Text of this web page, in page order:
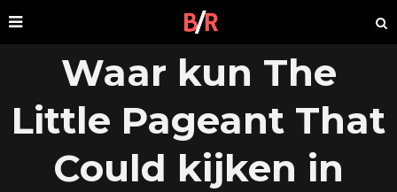
Waar kun The
Little Pageant That
Could kijken in